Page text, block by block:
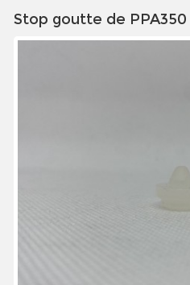
Stop goutte de